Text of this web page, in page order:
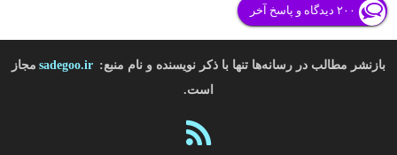
۲۰۰ دیدگاه و پاسخ آخر
بازنشر مطالب در رسانه‌ها تنها با ذکر نویسنده و نام منبع: sadegoo.ir مجاز
است.